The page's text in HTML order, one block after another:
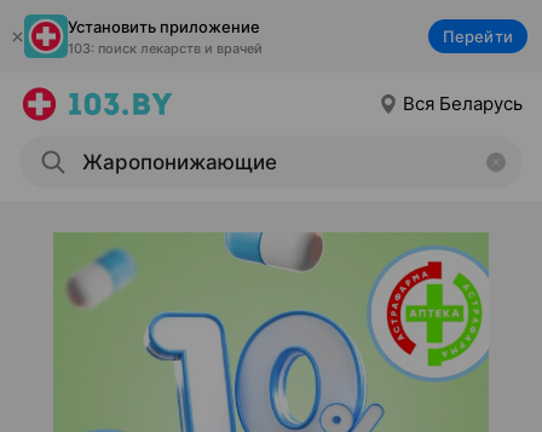
Установить приложение
103: поиск лекарств и врачей
Перейти
Вся Беларусь